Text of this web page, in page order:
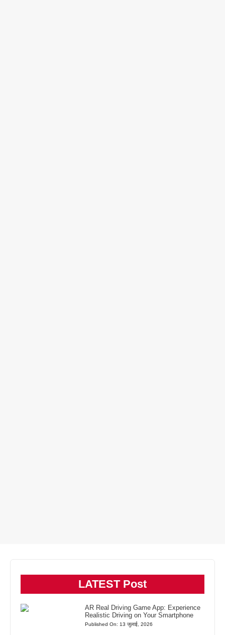
LATEST Post
AR Real Driving Game App: Experience
Realistic Driving on Your Smartphone
Published On: 13 जुलाई, 2026